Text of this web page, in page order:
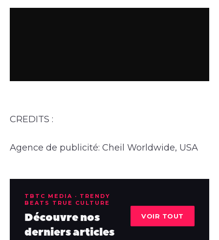
CREDITS :
Agence de publicité: Cheil Worldwide, USA
TBTC MEDIA · TRENDY
BEATS TRUE CULTURE
Découvre nos
derniers articles
VOIR TOUT